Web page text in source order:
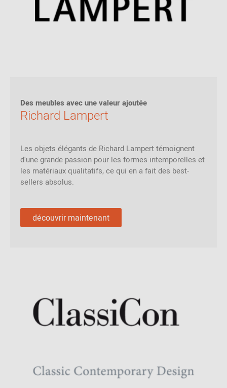
Des meubles avec une valeur ajoutée
Richard Lampert
Les objets élégants de Richard Lampert témoignent
d'une grande passion pour les formes intemporelles et
les matériaux qualitatifs, ce qui en a fait des best-
sellers absolus.
découvrir maintenant